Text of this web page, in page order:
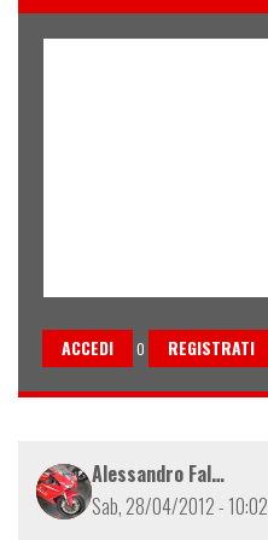
ACCEDI o REGISTRATI
Alessandro Fal…
Sab, 28/04/2012 - 10:02